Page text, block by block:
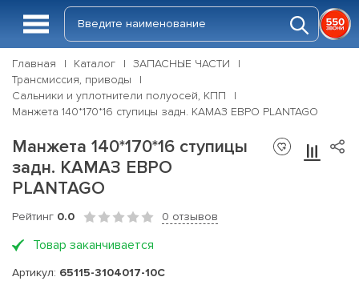
Главная Каталог
ЗАПАСНЫЕ ЧАСТИ
Трансмиссия, приводы
Сальники и уплотнители полуосей, КПП
Манжета 140*170*16 ступицы задн. КАМАЗ ЕВРО PLANTAGO
Манжета 140*170*16 ступицы
задн. КАМАЗ ЕВРО
PLANTAGO
Рейтинг 0.0 0 отзывов
Товар заканчивается
Артикул: 65115-3104017-10С